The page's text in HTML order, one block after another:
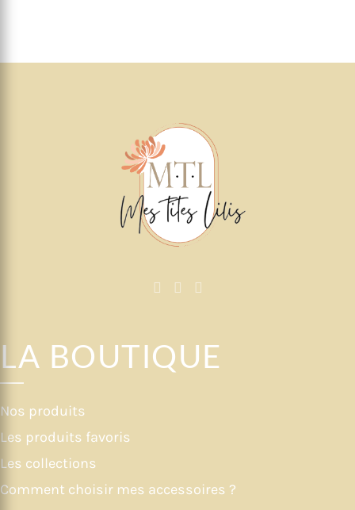
LA BOUTIQUE
Nos produits
Les produits favoris
Les collections
Comment choisir mes accessoires ?